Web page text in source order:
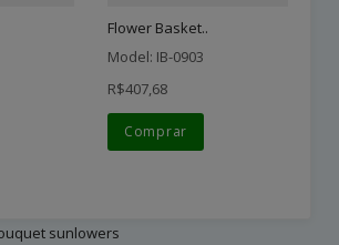
Flower Basket..
Model: IB-0903
R$407,68
Comprar
sunlowers